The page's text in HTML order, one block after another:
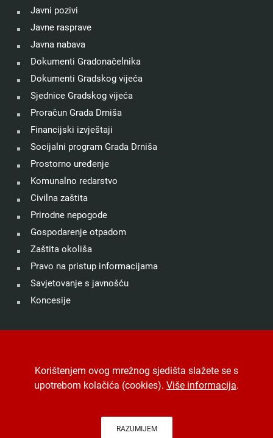
Javni pozivi
Javne rasprave
Javna nabava
Dokumenti Gradonačelnika
Dokumenti Gradskog vijeća
Sjednice Gradskog vijeća
Proračun Grada Drniša
Financijski izvještaji
Socijalni program Grada Drniša
Prostorno uređenje
Komunalno redarstvo
Civilna zaštita
Prirodne nepogode
Gospodarenje otpadom
Zaštita okoliša
Pravo na pristup informacijama
Savjetovanje s javnošću
Koncesije
Digitalna pristupačnost.Jedinstveni digitalni pristupnik
Izrada, hosting i održavanjeDesk.hr.
Na vrh
Korištenjem ovog mrežnog sjedišta slažete se s
upotrebom kolačića (cookies). Više informacija.
RAZUMIJEM